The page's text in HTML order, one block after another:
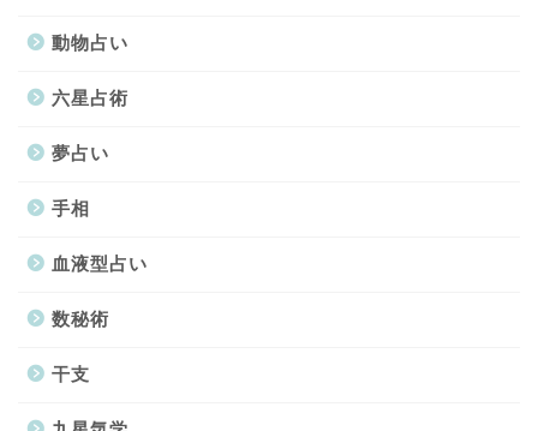
動物占い
六星占術
夢占い
手相
血液型占い
数秘術
干支